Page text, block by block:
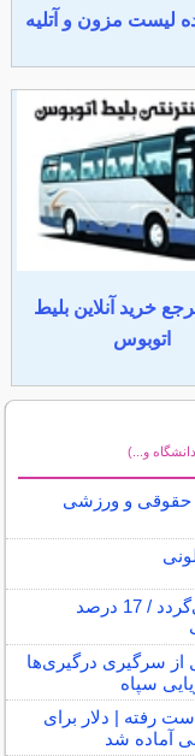
لیست مزون و آتلیه
خرید آنلاین بلیط
اتوبوس
و...)
حقوقی و ورزشی
قیمت نفت به قبل جنگ برنمی‌گردد / 17 درصد
از سرگیری درگیری‌ها
سپاه
رفته | دلار برای